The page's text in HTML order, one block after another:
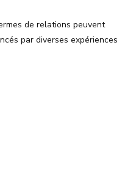
de relations peuvent
par diverses expériences